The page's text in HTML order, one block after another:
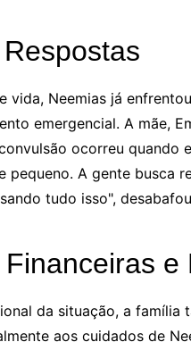
vida, Neemias já
emergencial. A mãe,
ocorreu quando
pequeno. A gente busca
tudo isso",
e
da situação, a família
aos cuidados de